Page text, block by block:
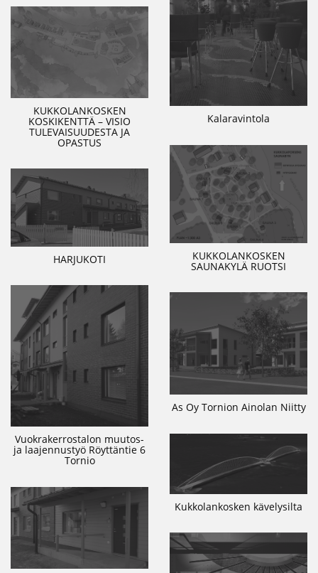
Kalaravintola
KUKKOLANKOSKEN
KOSKIKENTTÄ – VISIO
TULEVAISUUDESTA JA
OPASTUS
KUKKOLANKOSKEN
SAUNAKYLÄ RUOTSI
HARJUKOTI
Vuokrakerrostalon muutos-
ja laajennustyö Röyttäntie 6
Tornio
As Oy Tornion Ainolan Niitty
Kukkolankosken kävelysilta